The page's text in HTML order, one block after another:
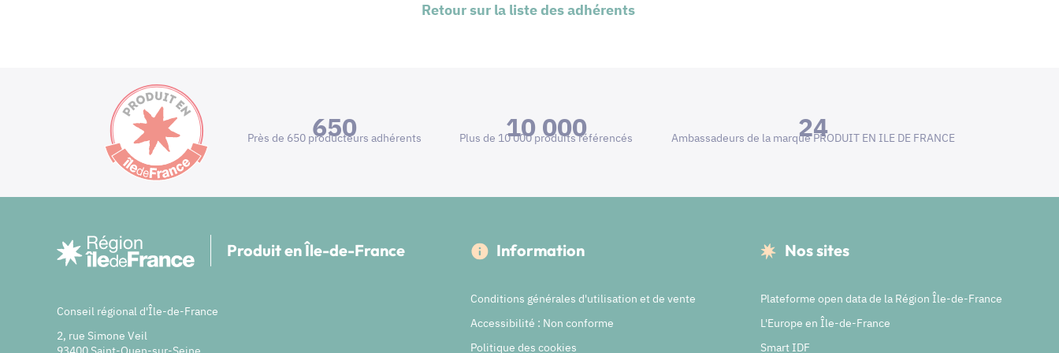
Retour sur la liste des adhérents
650
Près de 650 producteurs adhérents 10 000
Plus de 10 000 produits référencés 24
Ambassadeurs de la marque PRODUIT EN ILE DE FRANCE
Produit en Île-de-France
Conseil régional d'Île-de-France
2, rue Simone Veil
Information
Conditions générales d'utilisation et de vente
Accessibilité : Non conforme
Politique des cookies
Nos sites
Plateforme open data de la Région Île-de-France
L'Europe en Île-de-France
Smart IDF